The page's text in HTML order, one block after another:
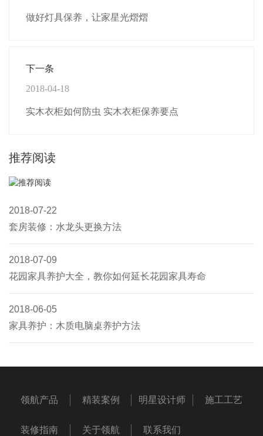
做好灯具保养，让家星光熠熠
下一条
2018-04-18
实木衣柜如何防虫 实木衣柜保养要点
推荐阅读
2018-07-22
套房装修：水龙头更换方法
2018-07-09
花园家具养护大全，教你如何延长花园家具寿命
2018-06-05
家具养护：木质电脑桌养护方法
领航产品 精装案例 明星设计师 施工工艺
装修指南 关于领航 联系我们